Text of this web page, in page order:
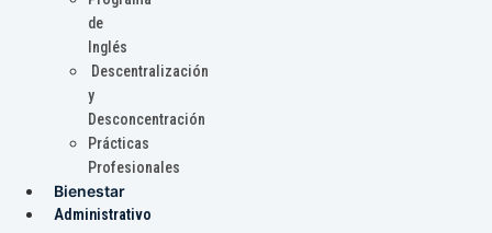
de
Inglés
Descentralización
y
Desconcentración
Prácticas
Profesionales
Bienestar
Administrativo